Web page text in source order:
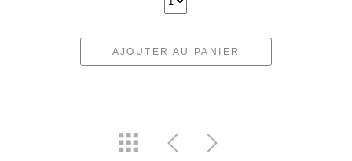
AJOUTER AU PANIER